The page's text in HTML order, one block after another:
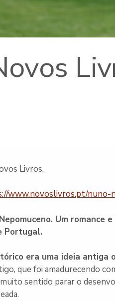
Livros.
www.novoslivros.pt/
Um
Portugal.
era uma ideia
que foi amadurecendo
sentido parar o